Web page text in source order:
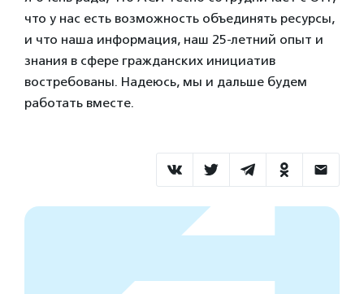
что у нас есть возможность объединять ресурсы,
и что наша информация, наш 25-летний опыт и
знания в сфере гражданских инициатив
востребованы. Надеюсь, мы и дальше будем
работать вместе.